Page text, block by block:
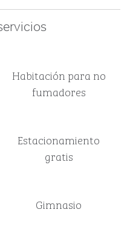
Habitación para no
fumadores
Estacionamiento
gratis
Gimnasio